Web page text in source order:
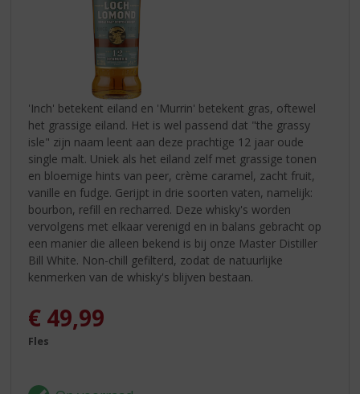
'Inch' betekent eiland en 'Murrin' betekent gras, oftewel
het grassige eiland. Het is wel passend dat "the grassy
isle" zijn naam leent aan deze prachtige 12 jaar oude
single malt. Uniek als het eiland zelf met grassige tonen
en bloemige hints van peer, crème caramel, zacht fruit,
vanille en fudge. Gerijpt in drie soorten vaten, namelijk:
bourbon, refill en recharred. Deze whisky's worden
vervolgens met elkaar verenigd en in balans gebracht op
een manier die alleen bekend is bij onze Master Distiller
Bill White. Non-chill gefilterd, zodat de natuurlijke
kenmerken van de whisky's blijven bestaan.
€ 49,99
Fles